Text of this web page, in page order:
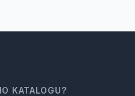
KATALOGU?